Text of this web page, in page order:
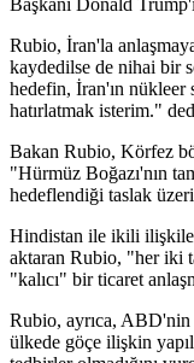
Başkanı Donald
Rubio, İran'la
kaydedilse de nihai bir
hedefin, İran'ın nükleer
hatırlatmak isterim."
Bakan Rubio, Körfez
"Hürmüz Boğazı'nın
hedeflendiği taslak
Hindistan ile ikili
aktaran Rubio, "her iki
"kalıcı" bir ticaret
Rubio, ayrıca,
ülkede göçe ilişkin